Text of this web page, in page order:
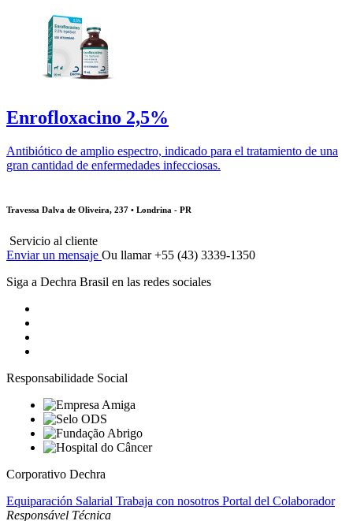
Enrofloxacino 2,5%
Antibiótico de amplio espectro, indicado para el tratamiento de una
gran cantidad de enfermedades infecciosas.
Travessa Dalva de Oliveira, 237 • Londrina - PR
Servicio al cliente
Enviar un mensaje Ou llamar +55 (43) 3339-1350
Siga a Dechra Brasil en las redes sociales
Responsabilidade Social
Corporativo Dechra
Equiparación Salarial Trabaja con nosotros Portal del Colaborador
Responsável Técnica